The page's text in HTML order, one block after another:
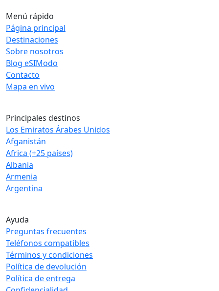
Menú rápido
Página principal
Destinaciones
Sobre nosotros
Blog eSIModo
Contacto
Mapa en vivo
Principales destinos
Los Emiratos Árabes Unidos
Afganistán
Africa (+25 países)
Albania
Armenia
Argentina
Ayuda
Preguntas frecuentes
Teléfonos compatibles
Términos y condiciones
Política de devolución
Política de entrega